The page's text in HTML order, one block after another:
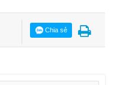
Chia sẻ